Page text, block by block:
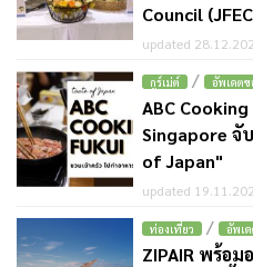
Council
updated
กูร์เม่ต์ / อัพเดตข
ABC
Singapore จั
of Japan"
updated
ท่องเที่ยว / อัพเ
ZIPAIR พร้อ